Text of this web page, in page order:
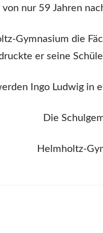
nur 59 Jahren
Gymnasium die
er seine
Ingo Ludwig in
Die
Helmholtz-